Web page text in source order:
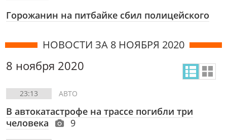
Горожанин на питбайке сбил полицейского
НОВОСТИ ЗА 8 НОЯБРЯ 2020
8 ноября 2020
23:13 АВТО
В автокатастрофе на трассе погибли три
человека
9